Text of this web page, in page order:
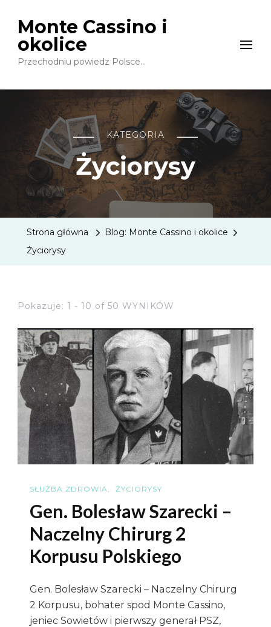
Monte Cassino i
okolice
Przechodniu powiedz Polsce…
KATEGORIA
Życiorysy
Strona główna
Blog: Monte Cassino i okolice
Życiorysy
Pokazuje: 1 - 10 of 50 WYNIKÓW
SŁUŻBA ZDROWIA ŻYCIORYSY
Gen. Bolesław Szarecki –
Naczelny Chirurg 2
Korpusu Polskiego
Gen. Bolesław Szarecki – Naczelny Chirurg
2 Korpusu, bohater spod Monte Cassino,
jeniec Sowietów i pierwszy generał PSZ,